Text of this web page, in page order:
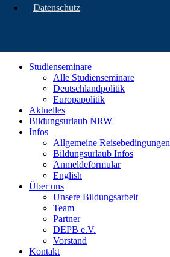
Datenschutz
Studienseminare
Alle Studienseminare
Deutschlandpolitik
Europapolitik
Aktuelles
Bildungsurlaub NRW
Infos
Allgemeine Reisebedingungen
Bildungsurlaub Infos
Anmeldeformular
English
Über uns
Unsere Bildungsarbeit
Team
Partner
DEPB e.V.
Vorstand
Kontakt